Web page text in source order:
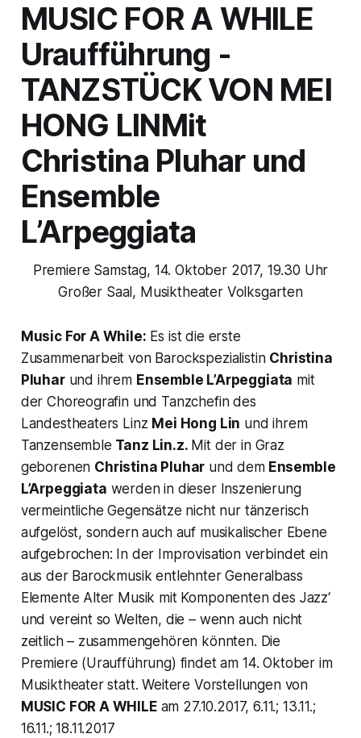
MUSIC FOR A WHILE
Uraufführung -
TANZSTÜCK VON MEI
HONG LINMit
Christina Pluhar und
Ensemble
L’Arpeggiata
Premiere Samstag, 14. Oktober 2017, 19.30 Uhr
Großer Saal, Musiktheater Volksgarten
Music For A While: Es ist die erste
Zusammenarbeit von Barockspezialistin Christina
Pluharund ihrem Ensemble L’Arpeggiata mit
der Choreografin und Tanzchefin des
Landestheaters Linz Mei Hong Lin und ihrem
Tanzensemble Tanz Lin.z. Mit der in Graz
geborenen Christina Pluhar und demEnsemble
L’Arpeggiata werden in dieser Inszenierung
vermeintliche Gegensätze nicht nur tänzerisch
aufgelöst, sondern auch auf musikalischer Ebene
aufgebrochen: In der Improvisation verbindet ein
aus der Barockmusik entlehnter Generalbass
Elemente Alter Musik mit Komponenten des Jazz‘
und vereint so Welten, die – wenn auch nicht
zeitlich – zusammengehören könnten. Die
Premiere (Uraufführung) findet am 14. Oktober im
Musiktheater statt. Weitere Vorstellungen von
MUSIC FOR A WHILE am 27.10.2017, 6.11.; 13.11.;
16.11.; 18.11.2017